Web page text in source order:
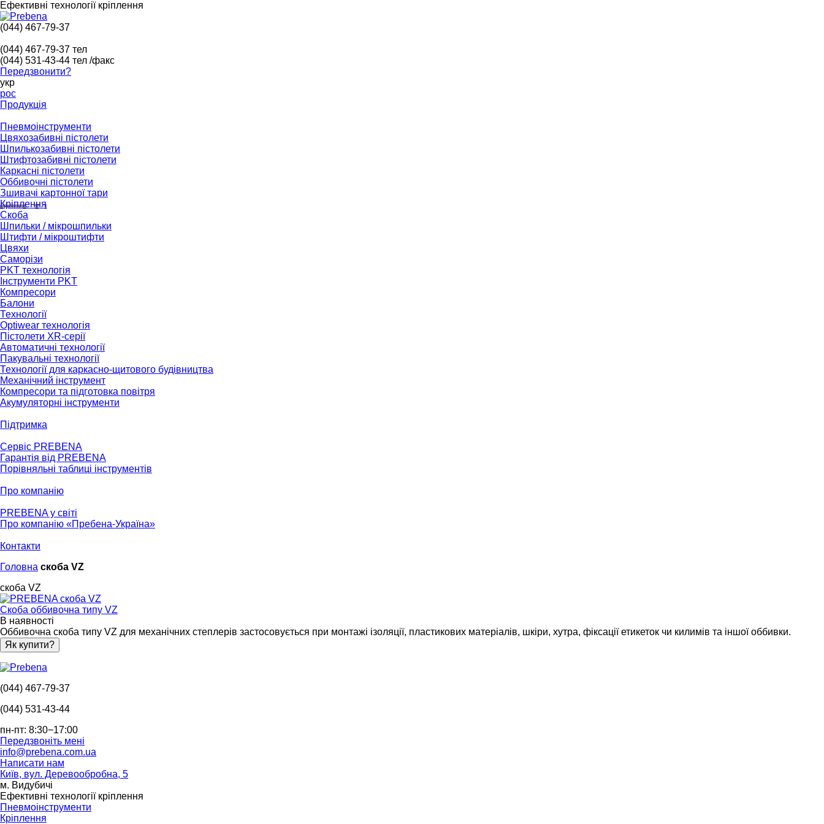
Ефективні технології кріплення
(044) 467-79-37
(044) 467-79-37 тел
(044) 531-43-44 тел /факс
Передзвонити?
укр
рос
Продукція
Пневмоінструменти
Цвяхозабивні пістолети
Шпилькозабивні пістолети
Штифтозабивні пістолети
Каркасні пістолети
Оббивочні пістолети
Зшивачі картонної тари
Кріплення
Скоба
Шпильки / мікрошпильки
Штифти / мікроштифти
Цвяхи
Саморізи
PKT технологія
Інструменти PKT
Компресори
Балони
Технології
Optiwear технологія
Пістолети XR-серії
Автоматичні технології
Пакувальні технології
Технології для каркасно-щитового будівництва
Механічний інструмент
Компресори та підготовка повітря
Акумуляторні інструменти
Підтримка
Сервіс PREBENA
Гарантія від PREBENA
Порівняльні таблиці інструментів
Про компанію
PREBENA у світі
Про компанію «Пребена-Україна»
Контакти
Головна скоба VZ
скоба VZ
Скоба оббивочна типу VZ
В наявності
Оббивочна скоба типу VZ для механічних степлерів застосовується при монтажі ізоляції, пластикових матеріалів, шкіри, хутра, фіксації етикеток чи килимів та іншої оббивки.
Як купити?
(044) 467-79-37
(044) 531-43-44
пн-пт: 8:30−17:00
Передзвоніть мені
info@prebena.com.ua
Написати нам
Київ, вул. Деревообробна, 5
м. Видубичі
Ефективні технології кріплення
Пневмоінструменти
Кріплення